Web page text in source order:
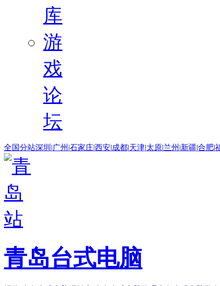
库
游
戏
论
坛
全国分站深圳 |广州 |石家庄|西安|成都|天津|太原|兰州 |新疆|合肥|
青岛台式电脑